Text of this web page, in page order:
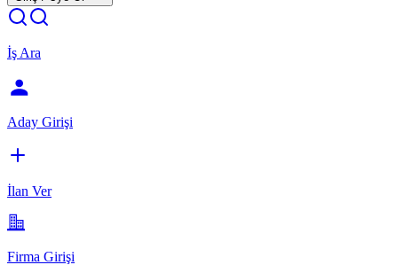
İş Ara
Aday Girişi
İlan Ver
Firma Girişi